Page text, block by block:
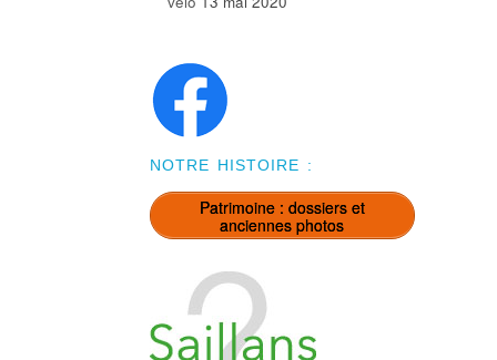
NOTRE HISTOIRE :
Patrimoine : dossiers et
anciennes photos